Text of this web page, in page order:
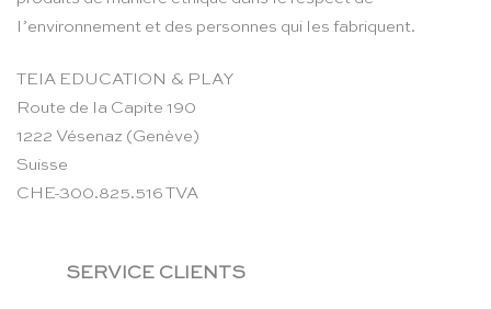
l’environnement et des personnes qui les fabriquent.
TEIA EDUCATION & PLAY
Route de la Capite 190
1222 Vésenaz (Genève)
Suisse
CHE-300.825.516 TVA
SERVICE CLIENTS